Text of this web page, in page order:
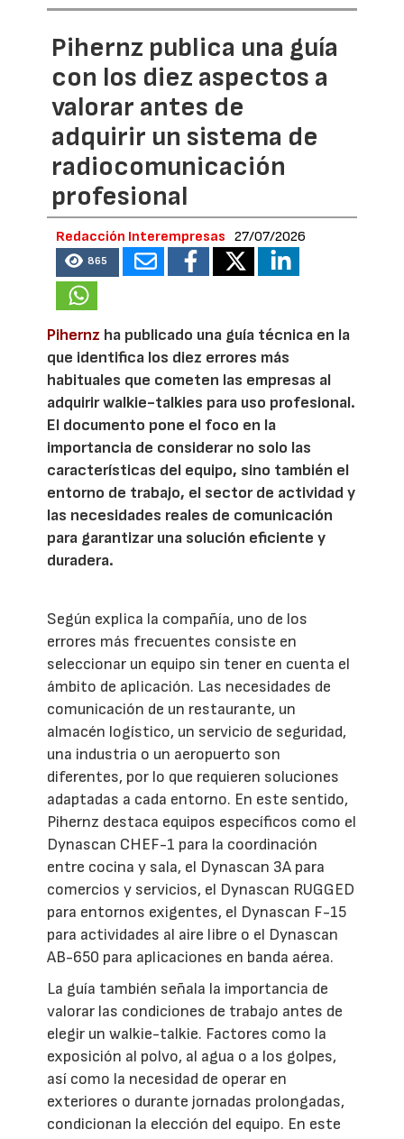
Pihernz publica una guía
con los diez aspectos a
valorar antes de
adquirir un sistema de
radiocomunicación
profesional
Redacción Interempresas 27/07/2026
865
Pihernz ha publicado una guía técnica en la
que identifica los diez errores más
habituales que cometen las empresas al
adquirir walkie-talkies para uso profesional.
El documento pone el foco en la
importancia de considerar no solo las
características del equipo, sino también el
entorno de trabajo, el sector de actividad y
las necesidades reales de comunicación
para garantizar una solución eficiente y
duradera.
Según explica la compañía, uno de los
errores más frecuentes consiste en
seleccionar un equipo sin tener en cuenta el
ámbito de aplicación. Las necesidades de
comunicación de un restaurante, un
almacén logístico, un servicio de seguridad,
una industria o un aeropuerto son
diferentes, por lo que requieren soluciones
adaptadas a cada entorno. En este sentido,
Pihernz destaca equipos específicos como el
Dynascan CHEF-1 para la coordinación
entre cocina y sala, el Dynascan 3A para
comercios y servicios, el Dynascan RUGGED
para entornos exigentes, el Dynascan F-15
para actividades al aire libre o el Dynascan
AB-650 para aplicaciones en banda aérea.
La guía también señala la importancia de
valorar las condiciones de trabajo antes de
elegir un walkie-talkie. Factores como la
exposición al polvo, al agua o a los golpes,
así como la necesidad de operar en
exteriores o durante jornadas prolongadas,
condicionan la elección del equipo. En este